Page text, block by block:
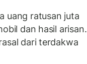
uang ratusan juta
dan hasil arisan.
dari terdakwa